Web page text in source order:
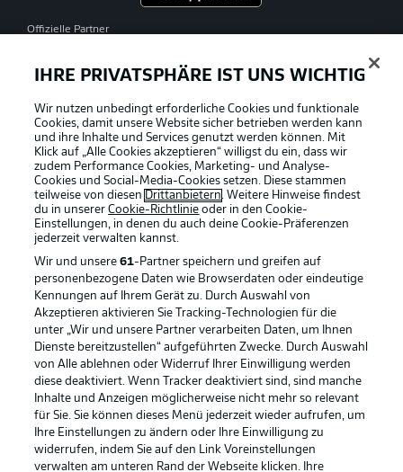
Offizielle Partner
Rechtliche Hinweise Voreinstellungen verwalten
Datenschutz Nutzungsbedingungen
Kontakt Jobs
Impressum Partner
Spieler Liveticker
IHRE PRIVATSPHÄRE IST UNS WICHTIG
Wir nutzen unbedingt erforderliche Cookies und funktionale
Cookies, damit unsere Website sicher betrieben werden kann
und ihre Inhalte und Services genutzt werden können. Mit
Klick auf „Alle Cookies akzeptieren“ willigst du ein, dass wir
zudem Performance Cookies, Marketing- und Analyse-
Cookies und Social-Media-Cookies setzen. Diese stammen
teilweise von diesen Drittanbietern. Weitere Hinweise findest
du in unsererCookie-Richtlinie oder in den Cookie-
Einstellungen, in denen du auch deine Cookie-Präferenzen
jederzeit verwalten kannst.
Wir und unsere61-Partner speichern und greifen auf
personenbezogene Daten wie Browserdaten oder eindeutige
Kennungen auf Ihrem Gerät zu. Durch Auswahl von
Akzeptieren aktivieren Sie Tracking-Technologien für die
unter „Wir und unsere Partner verarbeiten Daten, um Ihnen
Dienste bereitzustellen“ aufgeführten Zwecke. Durch Auswahl
von Alle ablehnen oder Widerruf Ihrer Einwilligung werden
diese deaktiviert. Wenn Tracker deaktiviert sind, sind manche
Inhalte und Anzeigen möglicherweise nicht mehr so relevant
für Sie. Sie können dieses Menü jederzeit wieder aufrufen, um
Ihre Einstellungen zu ändern oder Ihre Einwilligung zu
widerrufen, indem Sie auf den Link Voreinstellungen
verwalten am unteren Rand der Webseite klicken. Ihre